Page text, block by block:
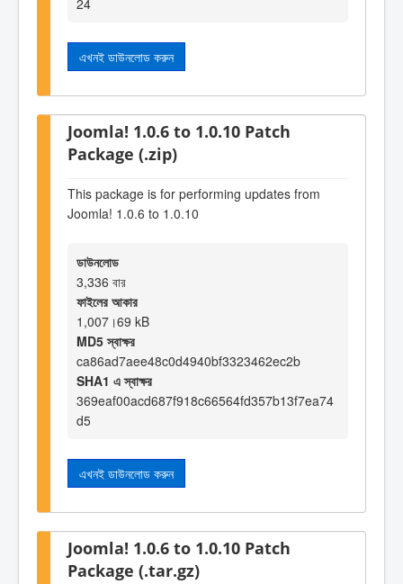
এখনই ডাউনলোড করুন
Joomla! 1.0.6 to 1.0.10 Patch
Package (.zip)
This package is for performing updates from
Joomla! 1.0.6 to 1.0.10
ডাউনলোড
3,336 বার
ফাইলের আকার
1,007।69 kB
MD5 স্বাক্ষর
ca86ad7aee48c0d4940bf3323462ec2b
SHA1 এ স্বাক্ষর
369eaf00acd687f918c66564fd357b13f7ea74
d5
এখনই ডাউনলোড করুন
Joomla! 1.0.6 to 1.0.10 Patch
Package (.tar.gz)